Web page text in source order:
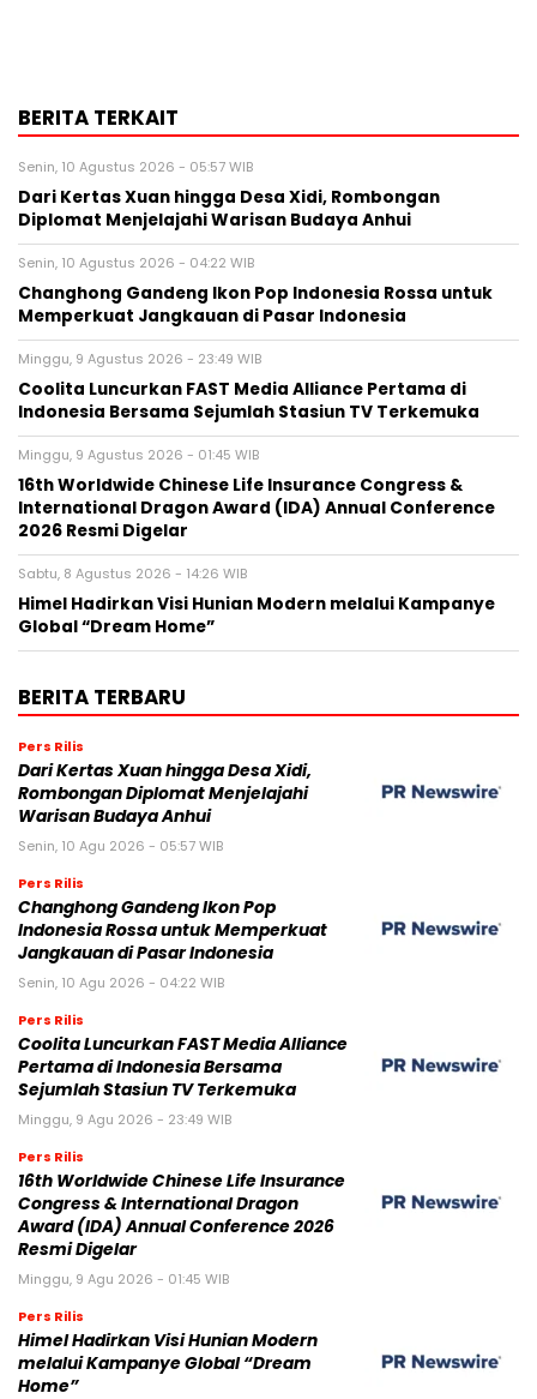
BERITA TERKAIT
Senin, 10 Agustus 2026 - 05:57 WIB
Dari Kertas Xuan hingga Desa Xidi, Rombongan
Diplomat Menjelajahi Warisan Budaya Anhui
Senin, 10 Agustus 2026 - 04:22 WIB
Changhong Gandeng Ikon Pop Indonesia Rossa untuk
Memperkuat Jangkauan di Pasar Indonesia
Minggu, 9 Agustus 2026 - 23:49 WIB
Coolita Luncurkan FAST Media Alliance Pertama di
Indonesia Bersama Sejumlah Stasiun TV Terkemuka
Minggu, 9 Agustus 2026 - 01:45 WIB
16th Worldwide Chinese Life Insurance Congress &
International Dragon Award (IDA) Annual Conference
2026 Resmi Digelar
Sabtu, 8 Agustus 2026 - 14:26 WIB
Himel Hadirkan Visi Hunian Modern melalui Kampanye
Global “Dream Home”
BERITA TERBARU
Pers Rilis
Dari Kertas Xuan hingga Desa Xidi,
Rombongan Diplomat Menjelajahi
Warisan Budaya Anhui
Senin, 10 Agu 2026 - 05:57 WIB
Pers Rilis
Changhong Gandeng Ikon Pop
Indonesia Rossa untuk Memperkuat
Jangkauan di Pasar Indonesia
Senin, 10 Agu 2026 - 04:22 WIB
Pers Rilis
Coolita Luncurkan FAST Media Alliance
Pertama di Indonesia Bersama
Sejumlah Stasiun TV Terkemuka
Minggu, 9 Agu 2026 - 23:49 WIB
Pers Rilis
16th Worldwide Chinese Life Insurance
Congress & International Dragon
Award (IDA) Annual Conference 2026
Resmi Digelar
Minggu, 9 Agu 2026 - 01:45 WIB
Pers Rilis
Himel Hadirkan Visi Hunian Modern
melalui Kampanye Global “Dream
Home”